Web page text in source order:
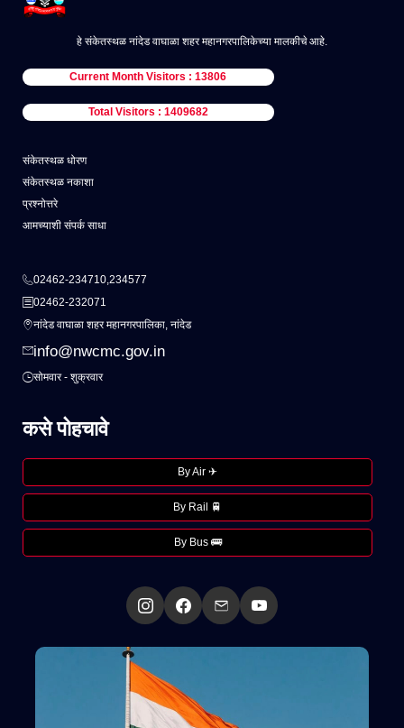
हे संकेतस्थळ नांदेड वाघाळा शहर महानगरपालिकेच्या मालकीचे आहे.
Current Month Visitors : 13806
Total Visitors : 1409682
संकेतस्थळ धोरण
संकेतस्थळ नकाशा
प्रश्नोत्तरे
आमच्याशी संपर्क साधा
02462-234710,234577
02462-232071
नांदेड वाघाळा शहर महानगरपालिका, नांदेड
info@nwcmc.gov.in
सोमवार - शुक्रवार
कसे पोहचावे
By Air ✈
By Rail 🚆
By Bus 🚌